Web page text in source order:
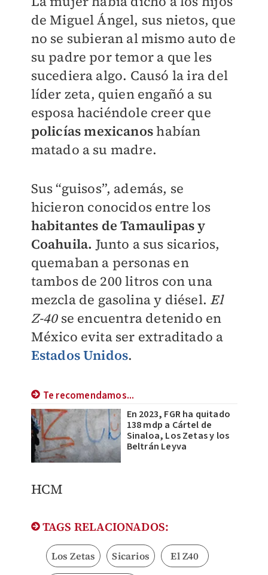
de Miguel Ángel, sus nietos, que
no se subieran al mismo auto de
su padre por temor a que les
sucediera algo. Causó la ira del
líder zeta, quien engañó a su
esposa haciéndole creer que
policías mexicanoshabían
matado a su madre.
Sus “guisos”, además, se
hicieron conocidos entre los
habitantes de Tamaulipas y
Coahuila. Junto a sus sicarios,
quemaban a personas en
tambos de 200 litros con una
mezcla de gasolina y diésel. El
Z-40se encuentra detenido en
México evita ser extraditado a
Estados Unidos.
Te recomendamos...
En 2023, FGR ha quitado
138 mdp a Cártel de
Sinaloa, Los Zetas y los
Beltrán Leyva
HCM
TAGS RELACIONADOS:
Los Zetas Sicarios El Z40